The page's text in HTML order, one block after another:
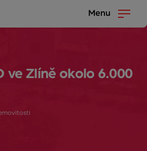
Menu
ve Zlíně okolo 6.000